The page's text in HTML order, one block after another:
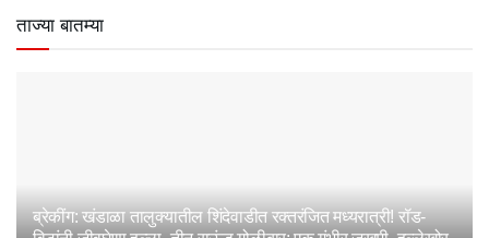
ताज्या बातम्या
ब्रेकींग: खंडाळा तालुक्यातील शिंदेवाडीत रक्तरंजित मध्यरात्री! रॉड-